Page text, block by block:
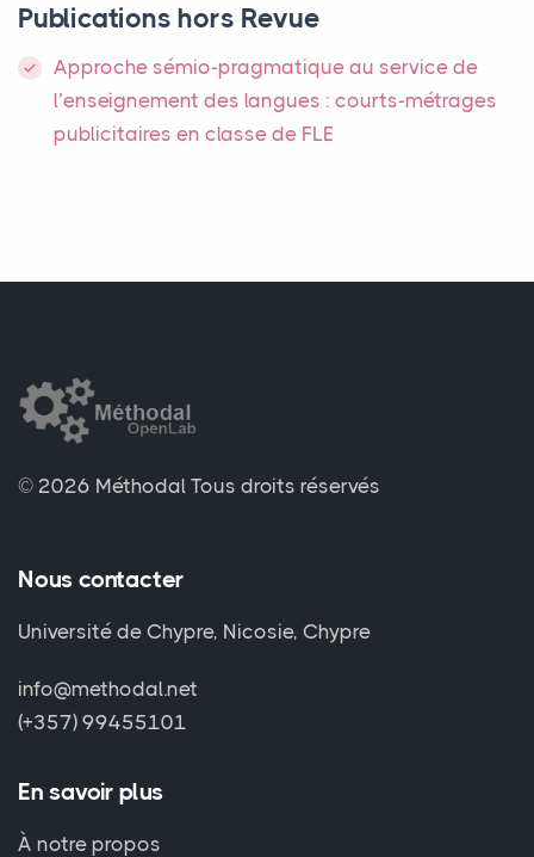
Publications hors Revue
Approche sémio-pragmatique au service de
l’enseignement des langues : courts-métrages
publicitaires en classe de FLE
© 2026 Méthodal Tous droits réservés
Nous contacter
Université de Chypre, Nicosie, Chypre
info@methodal.net
(+357) 99455101
En savoir plus
À notre propos